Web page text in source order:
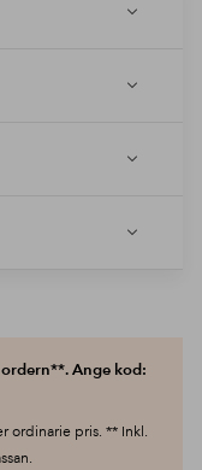
Ange kod:
ordinarie pris. ** Inkl.